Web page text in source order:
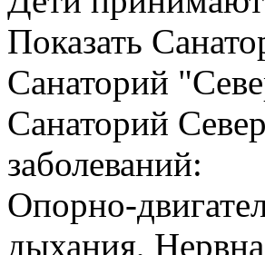
Показать
Санаторий
Санаторий
заболеваний:
Опорно-
дыхания,